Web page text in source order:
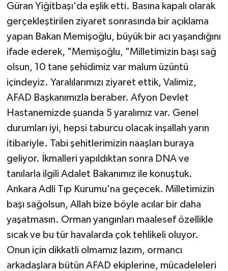
Güran Yiğitbaşı'da eşlik etti. Basına kapalı olarak
gerçekleştirilen ziyaret sonrasında bir açıklama
yapan Bakan Memişoğlu, büyük bir acı yaşandığını
ifade ederek, "Memişoğlu, "Milletimizin başı sağ
olsun, 10 tane şehidimiz var malum üzüntü
içindeyiz. Yaralılarımızı ziyaret ettik, Valimiz,
AFAD Başkanımızla beraber. Afyon Devlet
Hastanemizde şuanda 5 yaralımız var. Genel
durumları iyi, hepsi taburcu olacak inşallah yarın
itibariyle. Tabi şehitlerimizin naaşları buraya
geliyor. İkmalleri yapıldıktan sonra DNA ve
tanılarla ilgili Adalet Bakanımız ile konuştuk.
Ankara Adli Tıp Kurumu'na geçecek. Milletimizin
başı sağolsun, Allah bize böyle acılar bir daha
yaşatmasın. Orman yangınları maalesef özellikle
sıcak ve bu tür havalarda çok tehlikeli oluyor.
Onun için dikkatli olmamız lazım, ormancı
arkadaşlara bütün AFAD ekiplerine, mücadeleleri